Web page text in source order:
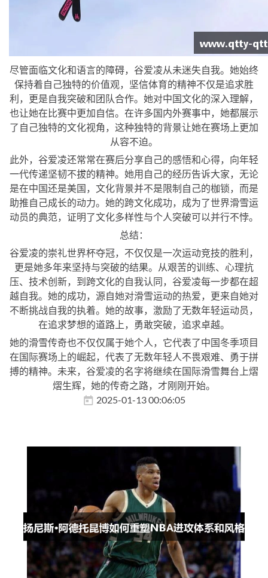
尽管面临文化和语言的障碍，谷爱凌从未迷失自我。她始终
保持着自己独特的价值观，坚信体育的精神不仅是追求胜
利，更是自我突破和团队合作。她对中国文化的深入理解，
也让她在比赛中更加自信。在许多国内外赛事中，她都展示
了自己独特的文化视角，这种独特的背景让她在赛场上更加
从容不迫。
此外，谷爱凌还常常在赛后分享自己的感悟和心得，向年轻
一代传递坚韧不拔的精神。她用自己的经历告诉大家，无论
是在中国还是美国，文化背景并不是限制自己的枷锁，而是
助推自己成长的动力。她的跨文化成功，成为了世界滑雪运
动员的典范，证明了文化多样性与个人突破可以并行不悖。
总结：
谷爱凌的崇礼世界杯夺冠，不仅仅是一次运动竞技的胜利，
更是她多年来坚持与突破的结果。从艰苦的训练、心理抗
压、技术创新，到跨文化的自我认同，谷爱凌每一步都在超
越自我。她的成功，源自她对滑雪运动的热爱，更来自她对
不断挑战自我的执着。她的故事，激励了无数年轻运动员，
在追求梦想的道路上，勇敢突破，追求卓越。
她的滑雪传奇也不仅仅属于她个人，它代表了中国冬季项目
在国际赛场上的崛起，代表了无数年轻人不畏艰难、勇于拼
搏的精神。未来，谷爱凌的名字将继续在国际滑雪舞台上熠
熠生辉，她的传奇之路，才刚刚开始。
2025-01-13 00:06:05